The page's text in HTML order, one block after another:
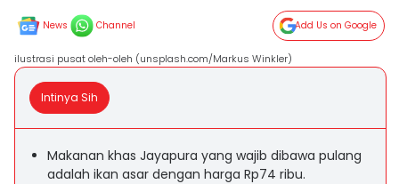
News Channel Add Us on Google
ilustrasi pusat oleh-oleh (unsplash.com/Markus Winkler)
Intinya Sih
Makanan khas Jayapura yang wajib dibawa pulang
adalah ikan asar dengan harga Rp74 ribu.